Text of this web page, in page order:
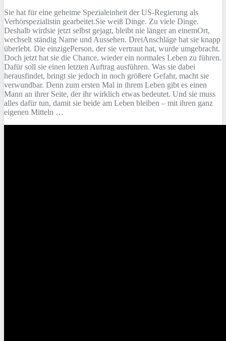
Sie hat für eine geheime Spezialeinheit der US-Regierung als
Verhörspezialistin gearbeitet.Sie weiß Dinge. Zu viele Dinge.
Deshalb wirdsie jetzt selbst gejagt, bleibt nie länger an einemOrt,
wechselt ständig Name und Aussehen. DreiAnschläge hat sie knapp
überlebt. Die einzigePerson, der sie vertraut hat, wurde umgebracht.
Doch jetzt hat sie die Chance, wieder ein normales Leben zu führen.
Dafür soll sie einen letzten Auftrag ausführen. Was sie dabei
herausfindet, bringt sie jedoch in noch größere Gefahr, macht sie
verwundbar. Denn zum ersten Mal in ihrem Leben gibt es einen
Mann an ihrer Seite, der ihr wirklich etwas bedeutet. Und sie muss
alles dafür tun, damit sie beide am Leben bleiben – mit ihren ganz
eigenen Mitteln …